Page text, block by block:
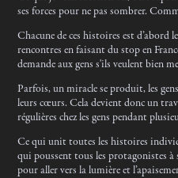
ses forces pour ne pas sombrer.
Chacune de ces histoires est d’abord
rencontres en faisant du stop en
demande aux gens s'ils veulent bien
Parfois, un miracle se produit, les
leurs cœurs. Cela devient donc un
régulières chez les gens pendant
Ce qui unit toutes les histoires
qui poussent tous les protagonistes
pour aller vers la lumière et